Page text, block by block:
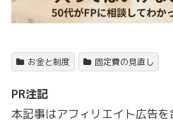
お金と制度 固定費の見直し
PR注記
本記事はアフィリエイト広告を